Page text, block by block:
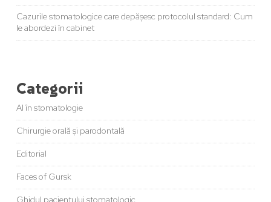
Cazurile stomatologice care depășesc protocolul standard: Cum
le abordezi în cabinet
Categorii
AI în stomatologie
Chirurgie orală și parodontală
Editorial
Faces of Gursk
Ghidul pacientului stomatologic